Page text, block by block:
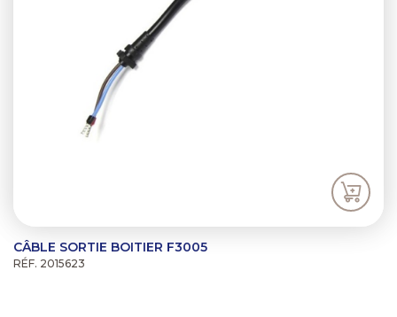
CÂBLE SORTIE BOITIER F3005
RÉF. 2015623